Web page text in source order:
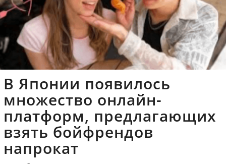
В Японии появилось
множество онлайн-
платформ, предлагающих
взять бойфрендов
напрокат